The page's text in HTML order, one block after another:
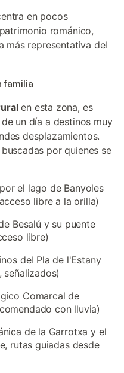
en pocos
románico,
más representativa del
familia
en esta zona, es
un día a destinos muy
desplazamientos.
por quienes se
el lago de Banyoles
libre a la orilla)
Besalú y su puente
libre)
del Pla de l'Estany
Comarcal de
con lluvia)
de la Garrotxa y el
rutas guiadas desde